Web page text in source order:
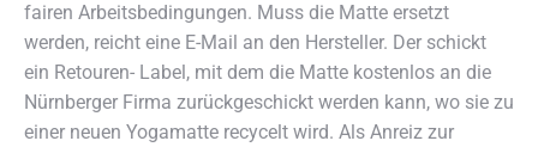
fairen Arbeitsbedingungen. Muss die Matte ersetzt
werden, reicht eine E-Mail an den Hersteller. Der schickt
ein Retouren- Label, mit dem die Matte kostenlos an die
Nürnberger Firma zurückgeschickt werden kann, wo sie zu
einer neuen Yogamatte recycelt wird. Als Anreiz zur